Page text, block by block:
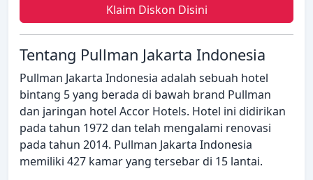
Klaim Diskon Disini
Tentang Pullman Jakarta Indonesia
Pullman Jakarta Indonesia adalah sebuah hotel
bintang 5 yang berada di bawah brand Pullman
dan jaringan hotel Accor Hotels. Hotel ini didirikan
pada tahun 1972 dan telah mengalami renovasi
pada tahun 2014. Pullman Jakarta Indonesia
memiliki 427 kamar yang tersebar di 15 lantai.